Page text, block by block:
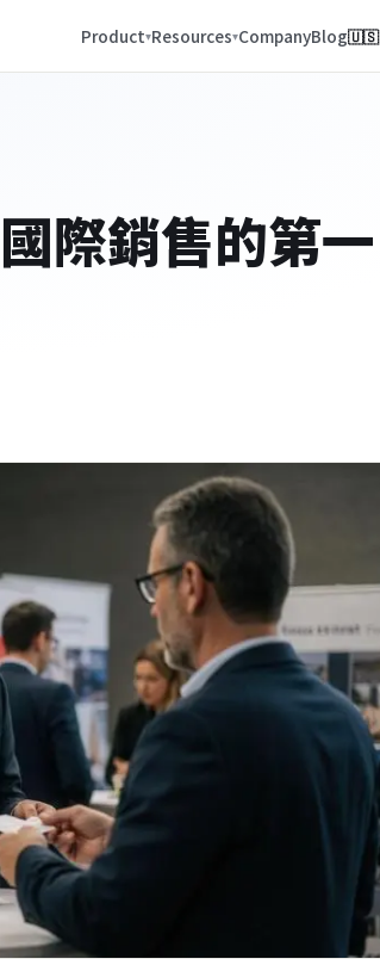
Product Resources CompanyBlog🇺🇸
際銷售的第一